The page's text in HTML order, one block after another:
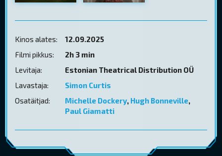
Kinos alates:
12.09.2025
Filmi pikkus:
2h 3 min
Levitaja:
Estonian Theatrical Distribution OÜ
Lavastaja:
Simon Curtis
Osatäitjad:
Michelle Dockery, Hugh Bonneville,
Paul Giamatti